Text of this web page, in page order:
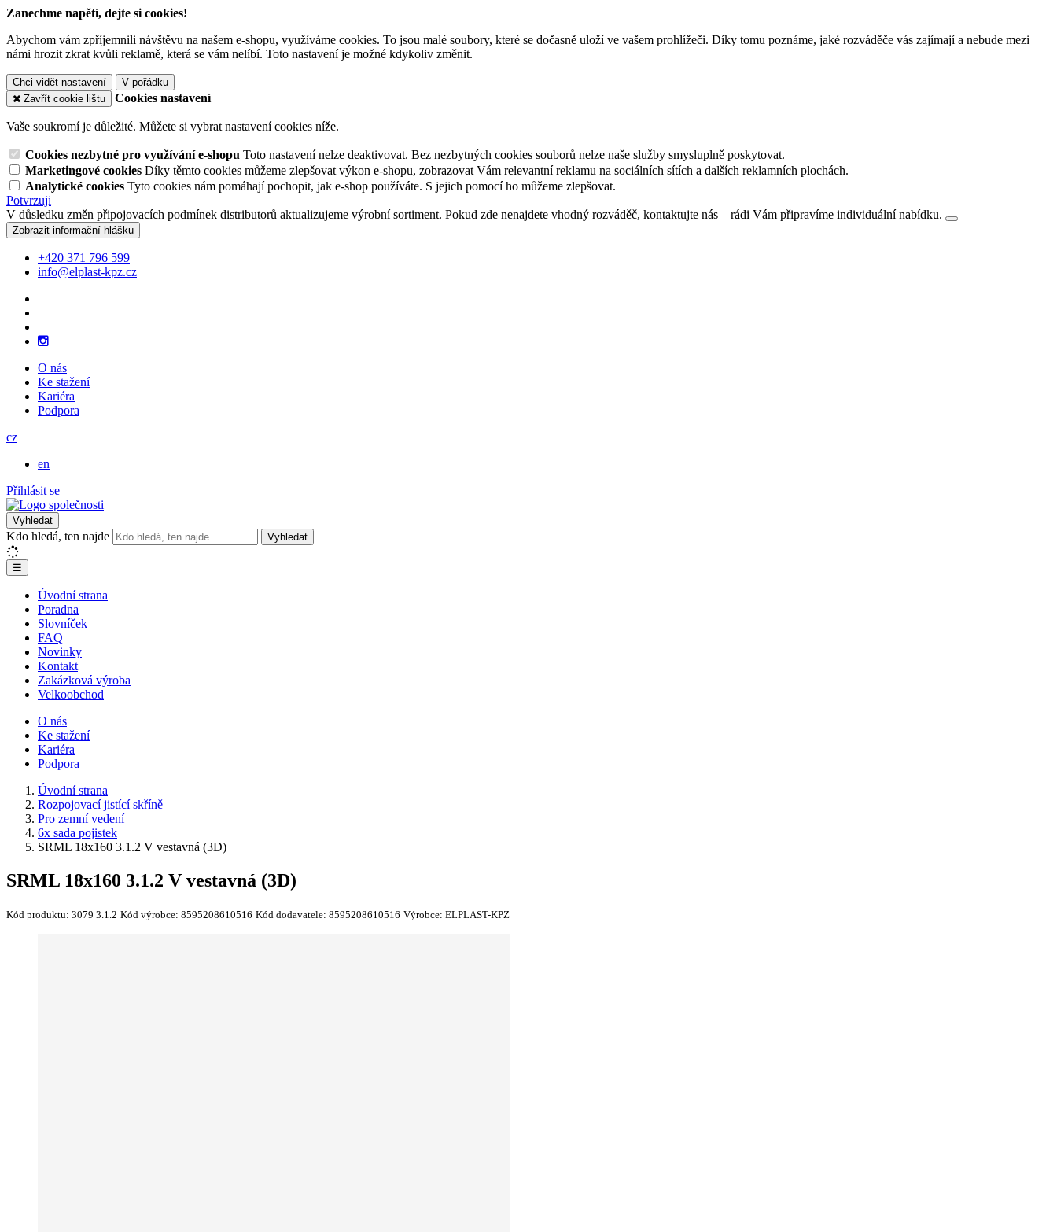
Zanechme napětí, dejte si cookies!
Abychom vám zpříjemnili návštěvu na našem e-shopu, využíváme cookies. To jsou malé soubory, které se dočasně uloží ve vašem prohlížeči. Díky tomu poznáme, jaké rozváděče vás zajímají a nebude mezi
námi hrozit zkrat kvůli reklamě, která se vám nelíbí. Toto nastavení je možné kdykoliv změnit.
Chci vidět nastavení
V pořádku
Zavřít cookie lištu
Cookies nastavení
Vaše soukromí je důležité. Můžete si vybrat nastavení cookies níže.
Cookies nezbytné pro využívání e-shopu Toto nastavení nelze deaktivovat. Bez nezbytných cookies souborů nelze naše služby smysluplně poskytovat.
Marketingové cookies Díky těmto cookies můžeme zlepšovat výkon e-shopu, zobrazovat Vám relevantní reklamu na sociálních sítích a dalších reklamních plochách.
Analytické cookies Tyto cookies nám pomáhají pochopit, jak e-shop používáte. S jejich pomocí ho můžeme zlepšovat.
Potvrzuji
V důsledku změn připojovacích podmínek distributorů aktualizujeme výrobní sortiment. Pokud zde nenajdete vhodný rozváděč, kontaktujte nás – rádi Vám připravíme individuální nabídku.
Zobrazit informační hlášku
+420 371 796 599
info@elplast-kpz.cz
O nás
Ke stažení
Kariéra
Podpora
cz
en
Přihlásit se
Vyhledat
Kdo hledá, ten najde Vyhledat
☰
Úvodní strana
Poradna
Slovníček
FAQ
Novinky
Kontakt
Zakázková výroba
Velkoobchod
O nás
Ke stažení
Kariéra
Podpora
Úvodní strana
Rozpojovací jistící skříně
Pro zemní vedení
6x sada pojistek
SRML 18x160 3.1.2 V vestavná (3D)
SRML 18x160 3.1.2 V vestavná (3D)
Kód produktu: 3079 3.1.2 Kód výrobce: 8595208610516 Kód dodavatele: 8595208610516 Výrobce: ELPLAST-KPZ